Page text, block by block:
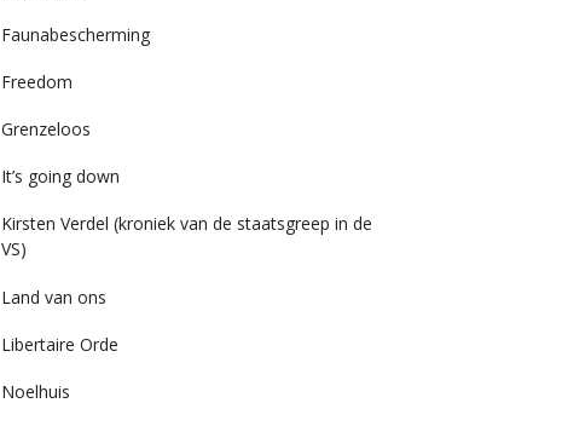
Faunabescherming
Freedom
Grenzeloos
It’s going down
Kirsten Verdel (kroniek van de staatsgreep in de
VS)
Land van ons
Libertaire Orde
Noelhuis